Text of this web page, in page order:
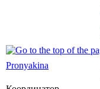
Pronyakina